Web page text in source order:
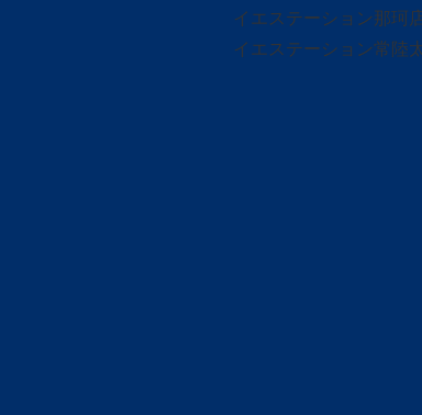
イエステーション那珂
イエステーション常陸